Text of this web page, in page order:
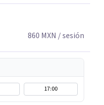
860 MXN / sesión
17:00